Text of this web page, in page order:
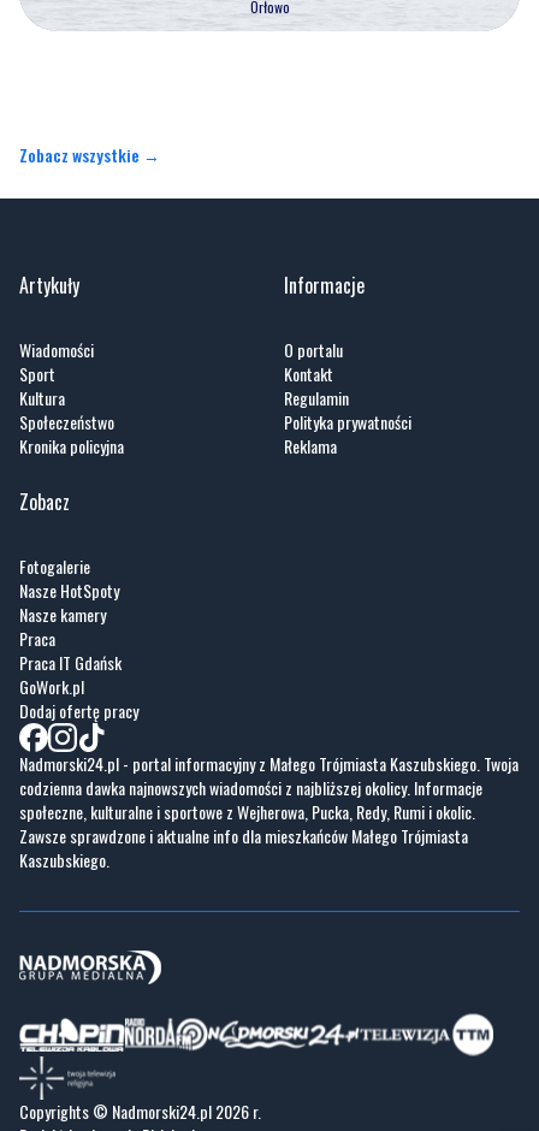
Orłowo
Zobacz wszystkie →
Artykuły
Wiadomości
Sport
Kultura
Społeczeństwo
Kronika policyjna
Informacje
O portalu
Kontakt
Regulamin
Polityka prywatności
Reklama
Zobacz
Fotogalerie
Nasze HotSpoty
Nasze kamery
Praca
Praca IT Gdańsk
GoWork.pl
Dodaj ofertę pracy
Nadmorski24.pl - portal informacyjny z Małego Trójmiasta Kaszubskiego. Twoja
codzienna dawka najnowszych wiadomości z najbliższej okolicy. Informacje
społeczne, kulturalne i sportowe z Wejherowa, Pucka, Redy, Rumi i okolic.
Zawsze sprawdzone i aktualne info dla mieszkańców Małego Trójmiasta
Kaszubskiego.
Copyrights © Nadmorski24.pl 2026 r.